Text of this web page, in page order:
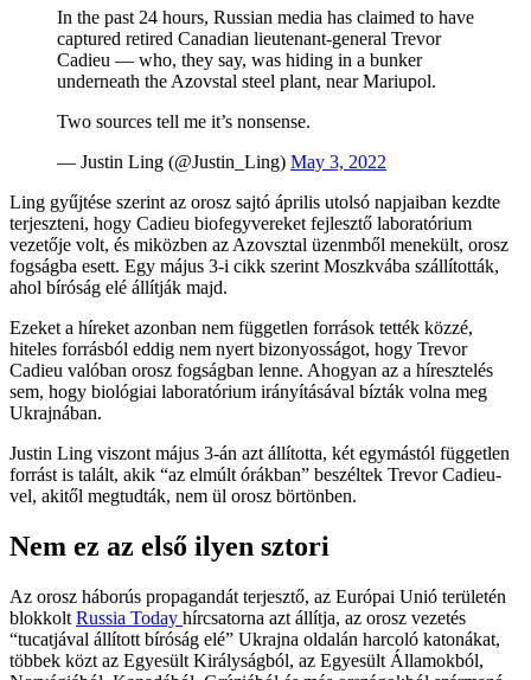
In the past 24 hours, Russian media has claimed to have
captured retired Canadian lieutenant-general Trevor
Cadieu — who, they say, was hiding in a bunker
underneath the Azovstal steel plant, near Mariupol.
Two sources tell me it’s nonsense.
— Justin Ling (@Justin_Ling) May 3, 2022
Ling gyűjtése szerint az orosz sajtó április utolsó napjaiban kezdte
terjeszteni, hogy Cadieu biofegyvereket fejlesztő laboratórium
vezetője volt, és miközben az Azovsztal üzenmből menekült, orosz
fogságba esett. Egy május 3-i cikk szerint Moszkvába szállították,
ahol bíróság elé állítják majd.
Ezeket a híreket azonban nem független források tették közzé,
hiteles forrásból eddig nem nyert bizonyosságot, hogy Trevor
Cadieu valóban orosz fogságban lenne. Ahogyan az a híresztelés
sem, hogy biológiai laboratórium irányításával bízták volna meg
Ukrajnában.
Justin Ling viszont május 3-án azt állította, két egymástól független
forrást is talált, akik “az elmúlt órákban” beszéltek Trevor Cadieu-
vel, akitől megtudták, nem ül orosz börtönben.
Nem ez az első ilyen sztori
Az orosz háborús propagandát terjesztő, az Európai Unió területén
blokkolt Russia Today hírcsatorna azt állítja, az orosz vezetés
“tucatjával állított bíróság elé” Ukrajna oldalán harcoló katonákat,
többek közt az Egyesült Királyságból, az Egyesült Államokból,